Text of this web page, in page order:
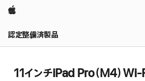
Apple
認定整備済製品
11インチiPad Pro（M4）